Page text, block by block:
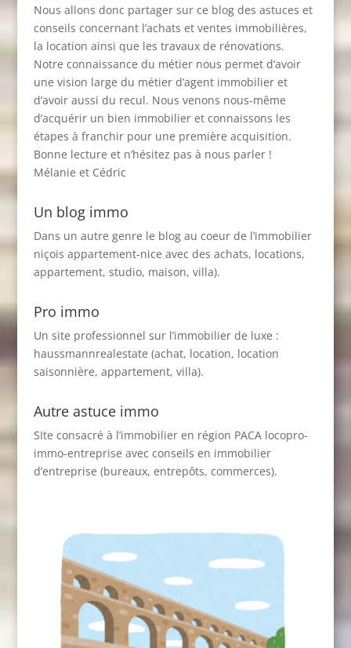
Nous allons donc partager sur ce blog des astuces et
conseils concernant l’achats et ventes immobilières,
la location ainsi que les travaux de rénovations.
Notre connaissance du métier nous permet d’avoir
une vision large du métier d’agent immobilier et
d’avoir aussi du recul. Nous venons nous-même
d’acquérir un bien immobilier et connaissons les
étapes à franchir pour une première acquisition.
Bonne lecture et n’hésitez pas à nous parler !
Mélanie et Cédric
Un blog immo
Dans un autre genre le blog au coeur de l’immobilier
niçois appartement-nice avec des achats, locations,
appartement, studio, maison, villa).
Pro immo
Un site professionnel sur l’immobilier de luxe :
haussmannrealestate (achat, location, location
saisonnière, appartement, villa).
Autre astuce immo
SIte consacré à l’immobilier en région PACA locopro-
immo-entreprise avec conseils en immobilier
d’entreprise (bureaux, entrepôts, commerces).